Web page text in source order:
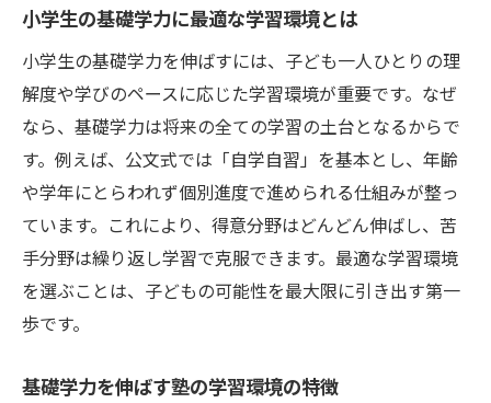
小学生の基礎学力に最適な学習環境とは
小学生の基礎学力を伸ばすには、子ども一人ひとりの理
解度や学びのペースに応じた学習環境が重要です。なぜ
なら、基礎学力は将来の全ての学習の土台となるからで
す。例えば、公文式では「自学自習」を基本とし、年齢
や学年にとらわれず個別進度で進められる仕組みが整っ
ています。これにより、得意分野はどんどん伸ばし、苦
手分野は繰り返し学習で克服できます。最適な学習環境
を選ぶことは、子どもの可能性を最大限に引き出す第一
歩です。
基礎学力を伸ばす塾の学習環境の特徴